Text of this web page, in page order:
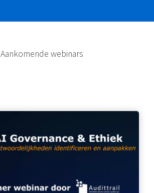
Aankomende webinars